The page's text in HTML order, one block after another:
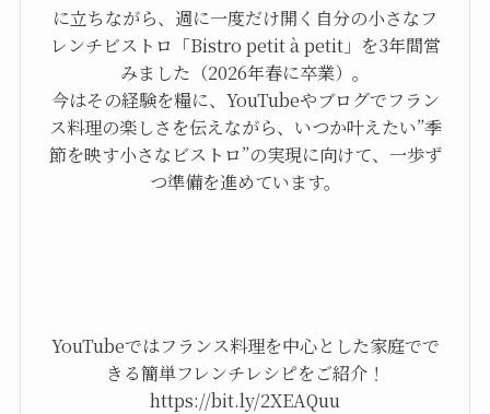
に立ちながら、週に一度だけ開く自分の小さなフ
レンチビストロ「Bistro petit à petit」を3年間営
みました（2026年春に卒業）。
今はその経験を糧に、YouTubeやブログでフラン
ス料理の楽しさを伝えながら、いつか叶えたい”季
節を映す小さなビストロ”の実現に向けて、一歩ず
つ準備を進めています。
YouTubeではフランス料理を中心とした家庭でで
きる簡単フレンチレシピをご紹介！
https://bit.ly/2XEAQuu